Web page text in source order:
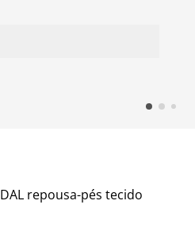
repousa-pés tecido